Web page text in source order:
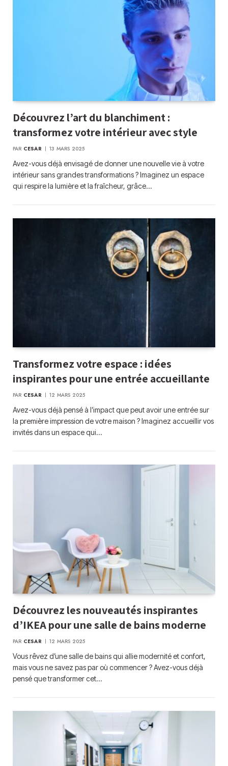
Découvrez l’art du blanchiment :
transformez votre intérieur avec style
PAR CESAR 13 MARS 2025
Avez-vous déjà envisagé de donner une nouvelle vie à votre
intérieur sans grandes transformations ? Imaginez un espace
qui respire la lumière et la fraîcheur, grâce…
Transformez votre espace : idées
inspirantes pour une entrée accueillante
PAR CESAR 12 MARS 2025
Avez-vous déjà pensé à l’impact que peut avoir une entrée sur
la première impression de votre maison ? Imaginez accueillir vos
invités dans un espace qui…
Découvrez les nouveautés inspirantes
d’IKEA pour une salle de bains moderne
PAR CESAR 12 MARS 2025
Vous rêvez d’une salle de bains qui allie modernité et confort,
mais vous ne savez pas par où commencer ? Avez-vous déjà
pensé que transformer cet…